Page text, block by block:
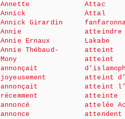
Annette
Annick
Annick Girardin
Annie
Annie Ernaux
Annie Thébaud-
Mony
annonçait
joyeusement
annonçait
récemment
annoncé
annonce
Attac
Attal
atteindre
Lakabe
atteint
atteint
atteint
atteint
atteinte
attelée
attendent